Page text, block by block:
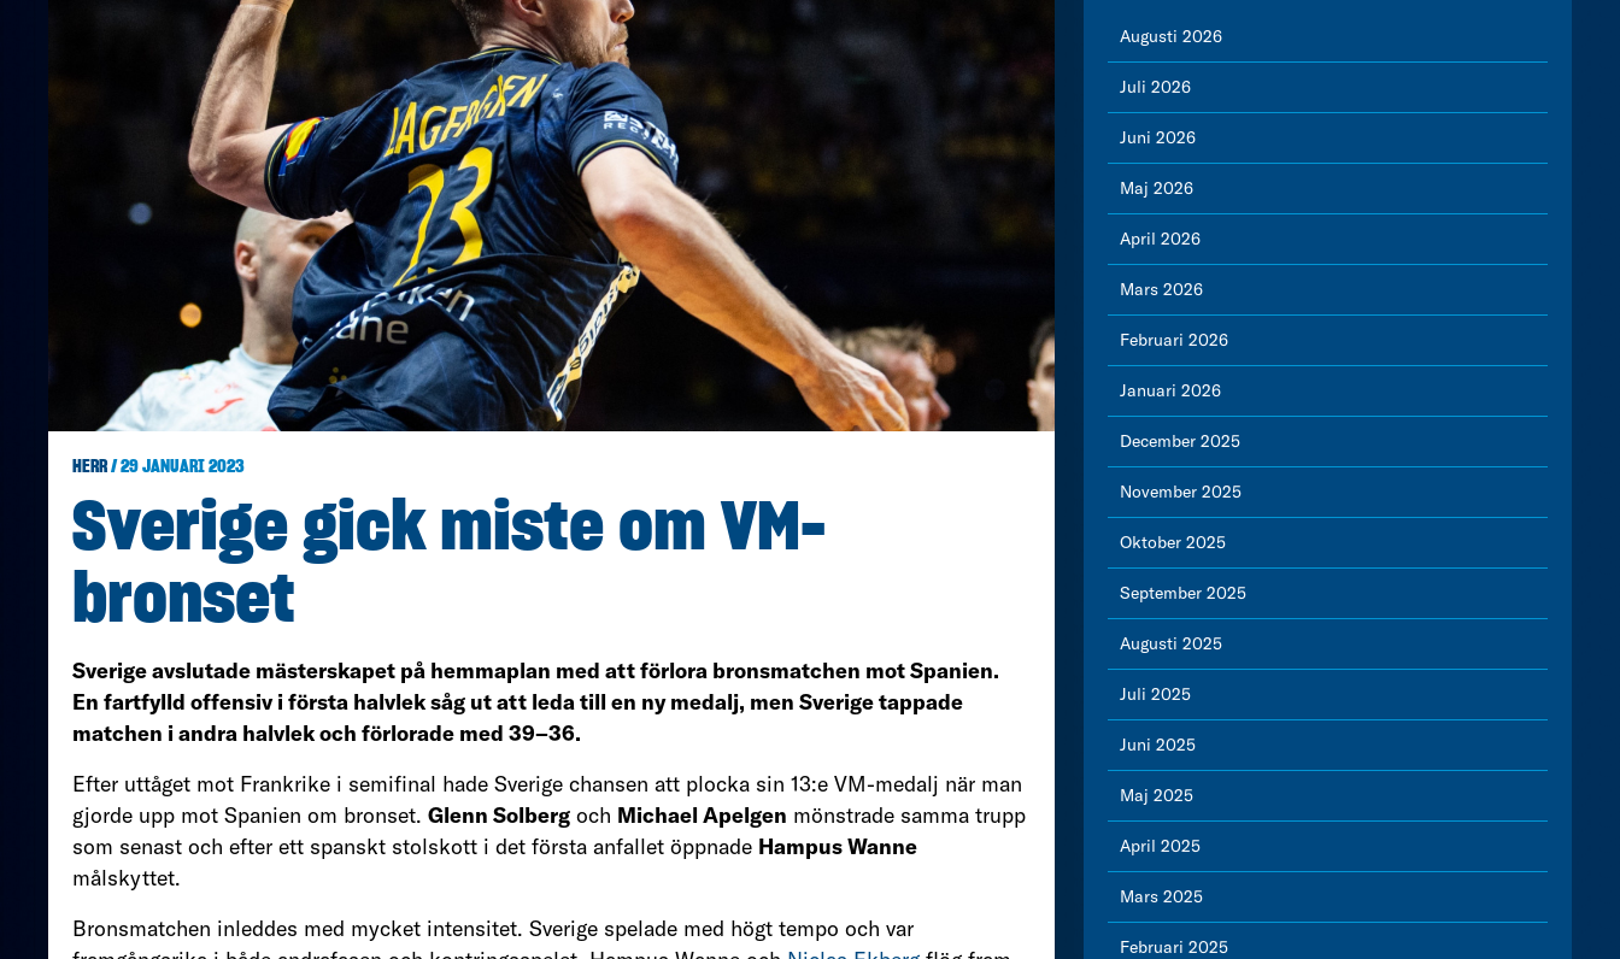
HERR/ 29 JANUARI 2023
Sverige gick miste om VM-
bronset
Sverige avslutade mästerskapet på hemmaplan med att förlora bronsmatchen mot Spanien.
En fartfylld offensiv i första halvlek såg ut att leda till en ny medalj, men Sverige tappade
matchen i andra halvlek och förlorade med 39–36.
Efter uttåget mot Frankrike i semifinal hade Sverige chansen att plocka sin 13:e VM-medalj när man
gjorde upp mot Spanien om bronset. Glenn Solberg och Michael Apelgen mönstrade samma trupp
som senast och efter ett spanskt stolskott i det första anfallet öppnade Hampus Wanne
målskyttet.
Bronsmatchen inleddes med mycket intensitet. Sverige spelade med högt tempo och var
Augusti 2026
Juli 2026
Juni 2026
Maj 2026
April 2026
Mars 2026
Februari 2026
Januari 2026
December 2025
November 2025
Oktober 2025
September 2025
Augusti 2025
Juli 2025
Juni 2025
Maj 2025
April 2025
Mars 2025
Februari 2025